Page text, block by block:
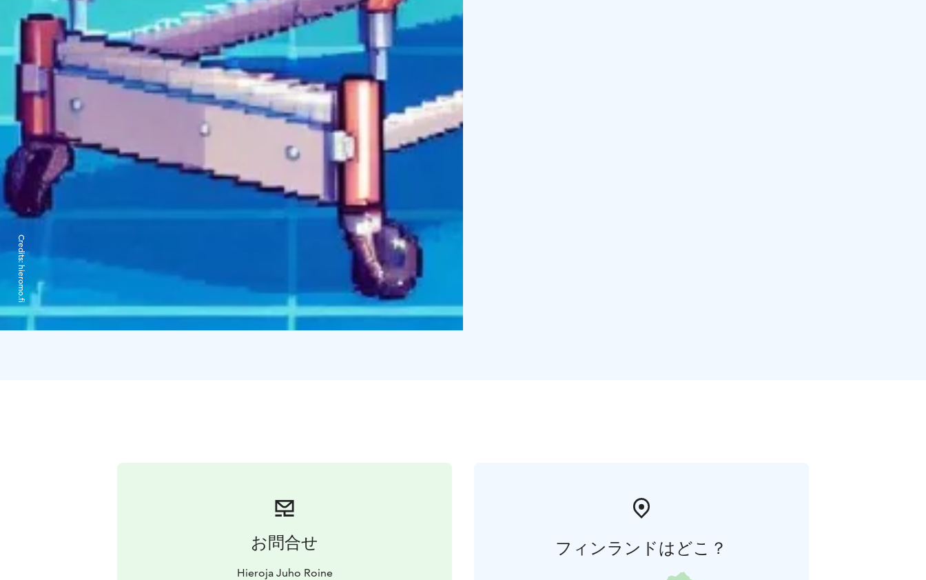
Credits:
hieromo.fi
お問合せ
Hieroja Juho Roine
フィンランドはどこ？